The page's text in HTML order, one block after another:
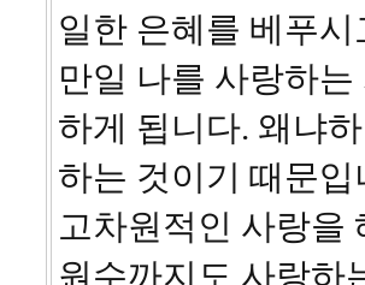
일한 은혜를 베푸
만일 나를 사랑하
하게 됩니다. 왜냐
하는 것이기 때문
고차원적인 사랑을
원수까지도 사랑하